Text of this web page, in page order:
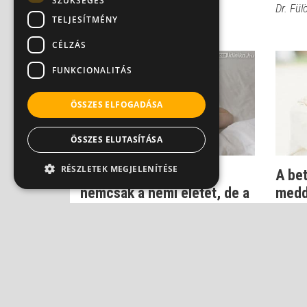
Dr.
Női betegség, amely
nemcsak a nemi életet, de a
A
TELJESÍTMÉNY
CÉLZÁS
FUNKCIONALITÁS
ÖSSZES ELFOGADÁSA
ÖSSZES ELUTASÍTÁSA
RÉSZLETEK MEGJELENÍTÉSE